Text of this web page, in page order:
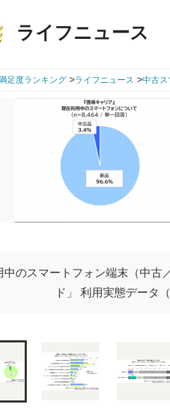
ライフニュース
足度ランキング >ライフニュース >中古ス
中のスマートフォン端末（中
ド」 利用実態データ